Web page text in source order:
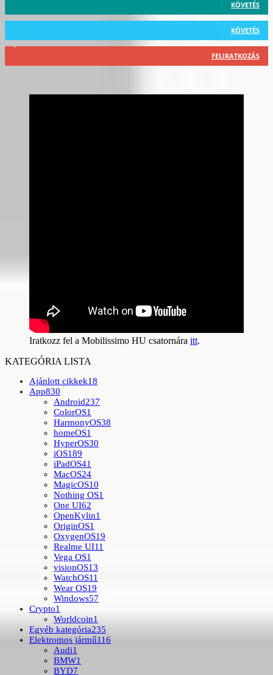
KÖVETÉS
101 Követő
KÖVETÉS
2,589 Feliratkozó
FELIRATKOZÁS
Iratkozz fel a Mobilissimo HU csatornára itt.
KATEGÓRIA LISTA
Ajánlott cikkek18
App830
Android237
ColorOS1
HarmonyOS38
homeOS1
HyperOS30
iOS189
iPadOS41
MacOS24
MagicOS10
Nothing OS1
One UI62
OpenKylin1
OriginOS1
OxygenOS19
Realme UI11
Vega OS1
visionOS13
WatchOS11
Wear OS19
Windows57
Crypto1
Worldcoin1
Egyéb kategória235
Elektromos jármű116
Audi1
BMW1
BYD7